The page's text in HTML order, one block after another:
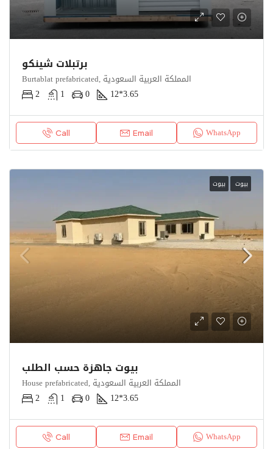
برتبلات شينكو
Burtablat prefabricated, المملكة العربية السعودية
2 1 0 12*3.65
Call Email WhatsApp
بيوت بيوت
بيوت جاهزة حسب الطلب
House prefabricated, المملكة العربية السعودية
2 1 0 12*3.65
Call Email WhatsApp